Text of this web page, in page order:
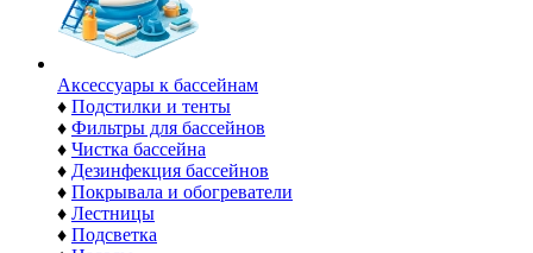
Аксессуары к бассейнам
♦ Подстилки и тенты
♦ Фильтры для бассейнов
♦ Чистка бассейна
♦ Дезинфекция бассейнов
♦ Покрывала и обогреватели
♦ Лестницы
♦ Подсветка